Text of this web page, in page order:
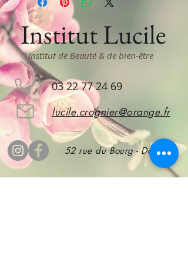
Institut Lucile
Institut de Beauté & de bien-être
03 22 77 24 69
lucile.crognier@orange.fr
52 rue du Bourg - Doullens